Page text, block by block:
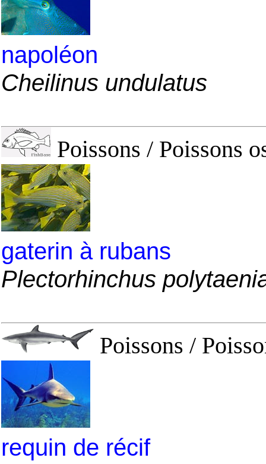
napoléon
Cheilinus undulatus
Poissons / Poissons
gaterin à rubans
Plectorhinchus
Poissons /
requin de récif